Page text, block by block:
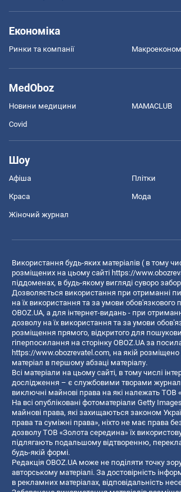
Економіка
Ринки та компанії
MedOboz
Новини медицини MAMACLUB
Covid
Шоу
Афіша Плітки
Краса Мода
Жіночий журнал
Використання будь-яких матеріалів ( в тому
розміщених на цьому сайті https://
піддоменах, в будь-якому вигляді суворо
Дозволяється використання при отриманні
на їх використання та за умови обов'язкового
OBOZ.UA, а для інтернет-видань - при
дозволу на їх використання та за умови
розміщення прямого, відкритого для
гіперпосилання на сторінку OBOZ.UA за
https://www.obozrevatel.com, на якій
матеріал в першому абзаці матеріалу.
Всі матеріали на цьому сайті, в тому числі
дослідження – є службовими творами
виключні майнові права на які належать ТОВ
На всі опубліковані фотоматеріали Getty
майнові права, які захищаються законом
права та суміжні права», ніхто не має права
дозволу ТОВ «Золота середина» їх
підлягають подальшому відтворенню,
будь-якій формі.
Редакція OBOZ.UA може не поділяти точку
авторському матеріалі. За достовірність
в рекламних матеріалах, відповідальність